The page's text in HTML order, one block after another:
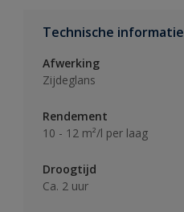
Technische informatie
Afwerking
Zijdeglans
Rendement
10 - 12 m²/l per laag
Droogtijd
Ca. 2 uur